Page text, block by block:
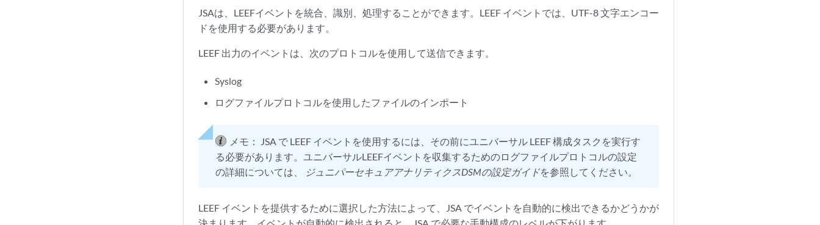
JSAは、LEEFイベントを統合、識別、処理することができます。LEEF イベントでは、UTF-8 文字エンコー
ドを使用する必要があります。
LEEF 出力のイベントは、次のプロトコルを使用して送信できます。
Syslog
ログファイルプロトコルを使用したファイルのインポート
メモ：
JSA で LEEF イベントを使用するには、その前にユニバーサル LEEF 構成タスクを実行す
る必要があります。ユニバーサルLEEFイベントを収集するためのログファイルプロトコルの設定
の詳細については、
ジュニパーセキュアアナリティクスDSMの設定ガイドを参照してください。
LEEF イベントを提供するために選択した方法によって、JSA でイベントを自動的に検出できるかどうかが